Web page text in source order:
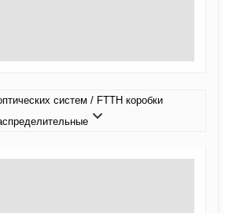
систем / FTTH коробки